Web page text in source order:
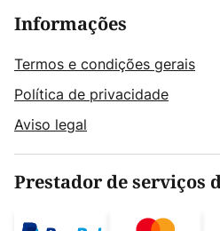
Informações
Termos e condições gerais
Política de privacidade
Aviso legal
Prestador de serviços